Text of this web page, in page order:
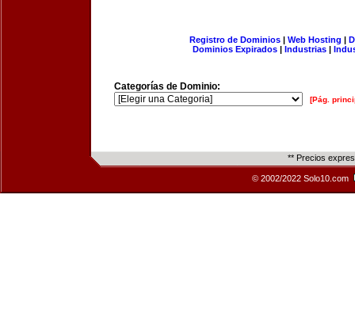
Registro de Dominios| Web Hosting |
Dominios Expirados | Industrias |
Categorías de Dominio:
[Pág.
** Precios
© 2002/2022 Solo10.com